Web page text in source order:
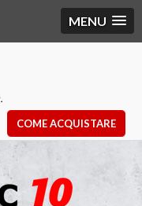
MENU
COME ACQUISTARE